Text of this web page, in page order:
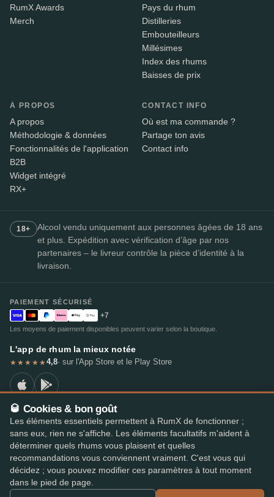
RumX Awards
Merch
Pays du rhum
Distilleries
Embouteilleurs
Millésimes
Index des rhums
Baisses de prix
À PROPOS
A propos
Méthodologie & données
Fonctionnalités de l'application
B2B
Widget intégré
RX+
CONTACT INFO
Où est ma commande ?
Partage ton avis
Contact info
18+
Alcool vendu uniquement aux personnes âgées de 18 ans
et plus. Expédition avec vérification d’âge par nos
partenaires – le livreur contrôle la pièce d’identité à la
livraison.
PAIEMENT SÉCURISÉ
+7
Les moyens de paiement disponibles peuvent varier selon la boutique.
L'app de rhum la mieux notée
★★★★★4,8· sur l'App Store et le Play Store
RumX® est une marque de l'Union européenne enregistrée (EUTM n° 018407164).
Mentions légales Politique de confidentialité
Préférences en matière de cookiesConditions générales
🥃 Cookies & bon goût
Les éléments essentiels permettent à RumX de fonctionner ;
sans eux, rien ne s'affiche. Les éléments facultatifs m'aident à
déterminer quels rhums vous plaisent et quelles
recommandations vous conviennent vraiment. C'est vous qui
décidez ; vous pouvez modifier ces paramètres à tout moment
dans le pied de page.